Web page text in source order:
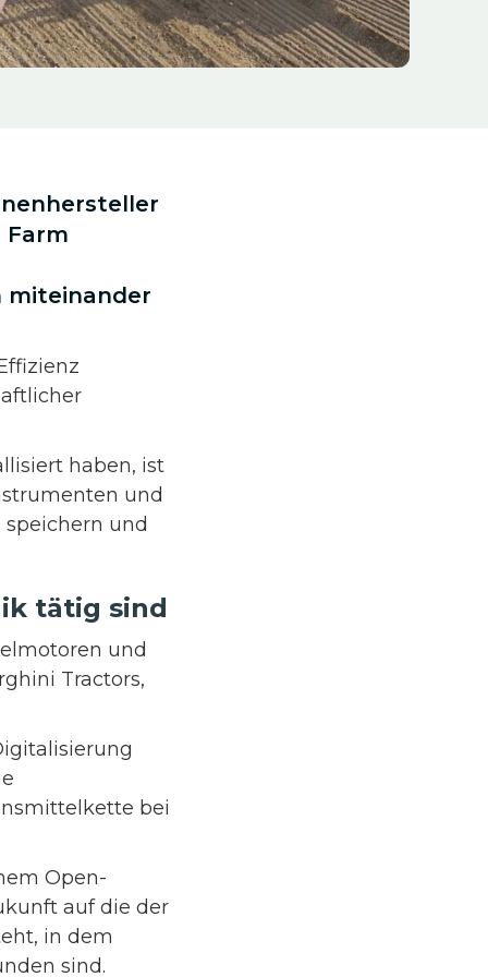
miteinander
haben, ist
und
und
tätig sind
und
Tractors,
bei
Open-
auf die der
in dem
sind.